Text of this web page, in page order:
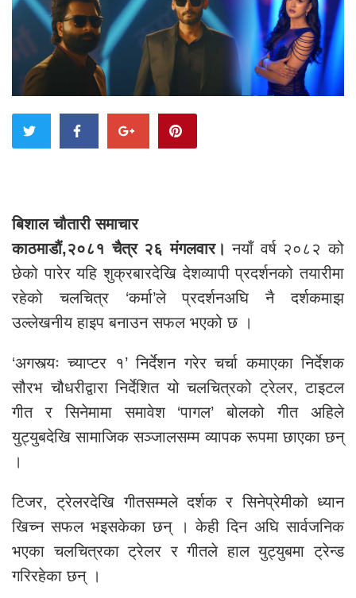
बिशाल चौतारी समाचार
काठमाडौं,२०८१ चैत्र २६ मंगलवार। नयाँ वर्ष २०८२ को
छेको पारेर यहि शुक्रबारदेखि देशव्यापी प्रदर्शनको तयारीमा
रहेको चलचित्र ‘कर्मा’ले प्रदर्शनअघि नै दर्शकमाझ
उल्लेखनीय हाइप बनाउन सफल भएको छ ।
‘अगस्त्यः च्याप्टर १’ निर्देशन गरेर चर्चा कमाएका निर्देशक
सौरभ चौधरीद्वारा निर्देशित यो चलचित्रको ट्रेलर, टाइटल
गीत र सिनेमामा समावेश ‘पागल’ बोलको गीत अहिले
युट्युबदेखि सामाजिक सञ्जालसम्म व्यापक रूपमा छाएका छन्
।
टिजर, ट्रेलरदेखि गीतसम्मले दर्शक र सिनेप्रेमीको ध्यान
खिच्न सफल भइसकेका छन् । केही दिन अघि सार्वजनिक
भएका चलचित्रका ट्रेलर र गीतले हाल युट्युबमा ट्रेन्ड
गरिरहेका छन् ।